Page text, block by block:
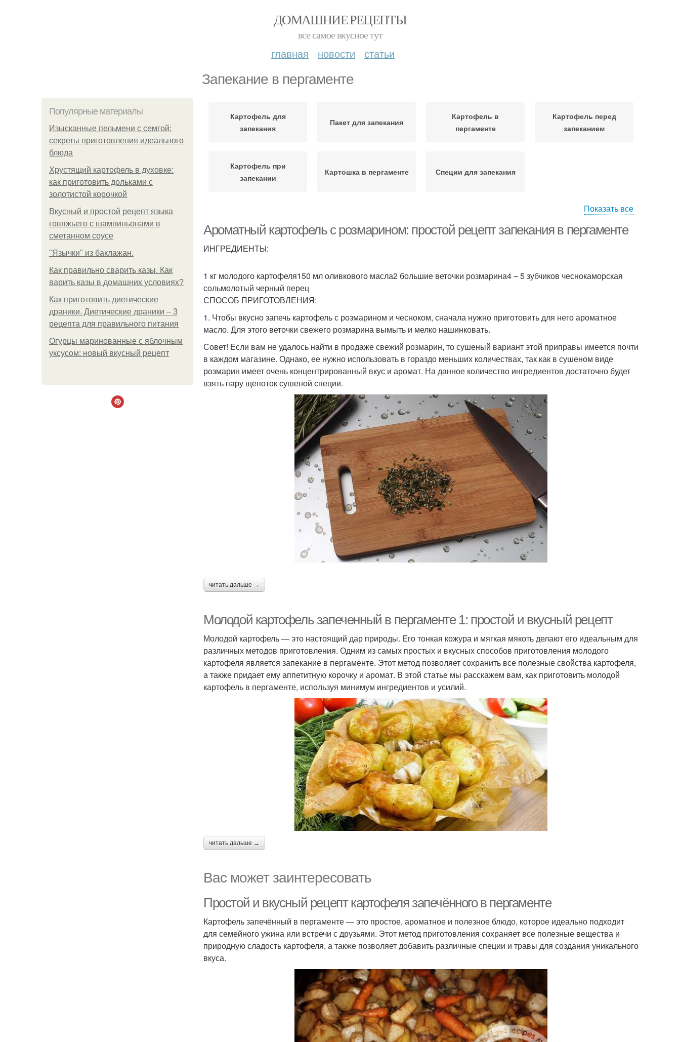
ДОМАШНИЕ РЕЦЕПТЫ
все самое вкусное тут
главная новости статьи
Запекание в пергаменте
Популярные материалы
Изысканные пельмени с семгой:
секреты приготовления идеального
блюда
Хрустящий картофель в духовке:
как приготовить дольками с
золотистой корочкой
Вкусный и простой рецепт языка
говяжьего с шампиньонами в
сметанном соусе
"Язычки" из баклажан.
Как правильно сварить казы. Как
варить казы в домашних условиях?
Как приготовить диетические
драники. Диетические драники – 3
рецепта для правильного питания
Огурцы маринованные с яблочным
уксусом: новый вкусный рецепт
Картофель для
запекания
Пакет для запекания
Картофель в
пергаменте
Картофель перед
запеканием
Картофель при
запекании
Картошка в пергаменте Специи для запекания
Показать все
Ароматный картофель с розмарином: простой рецепт запекания в пергаменте
ИНГРЕДИЕНТЫ:
1 кг молодого картофеля150 мл оливкового масла2 большие веточки розмарина4 – 5 зубчиков чеснокаморская
сольмолотый черный перец
СПОСОБ ПРИГОТОВЛЕНИЯ:
1. Чтобы вкусно запечь картофель с розмарином и чесноком, сначала нужно приготовить для него ароматное
масло. Для этого веточки свежего розмарина вымыть и мелко нашинковать.
Совет! Если вам не удалось найти в продаже свежий розмарин, то сушеный вариант этой приправы имеется почти
в каждом магазине. Однако, ее нужно использовать в гораздо меньших количествах, так как в сушеном виде
розмарин имеет очень концентрированный вкус и аромат. На данное количество ингредиентов достаточно будет
взять пару щепоток сушеной специи.
читать дальше →
Молодой картофель запеченный в пергаменте 1: простой и вкусный рецепт
Молодой картофель — это настоящий дар природы. Его тонкая кожура и мягкая мякоть делают его идеальным для
различных методов приготовления. Одним из самых простых и вкусных способов приготовления молодого
картофеля является запекание в пергаменте. Этот метод позволяет сохранить все полезные свойства картофеля,
а также придает ему аппетитную корочку и аромат. В этой статье мы расскажем вам, как приготовить молодой
картофель в пергаменте, используя минимум ингредиентов и усилий.
читать дальше →
Вас может заинтересовать
Простой и вкусный рецепт картофеля запечённого в пергаменте
Картофель запечённый в пергаменте — это простое, ароматное и полезное блюдо, которое идеально подходит
для семейного ужина или встречи с друзьями. Этот метод приготовления сохраняет все полезные вещества и
природную сладость картофеля, а также позволяет добавить различные специи и травы для создания уникального
вкуса.